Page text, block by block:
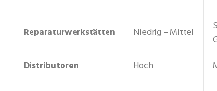
Reparaturwerkstätten Niedrig – Mittel
Distributoren
Hoch